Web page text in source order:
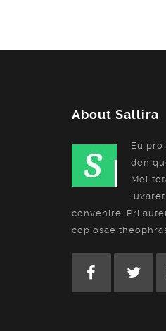
About Sallira
Eu
Mel
convenire. Pri
copiosae